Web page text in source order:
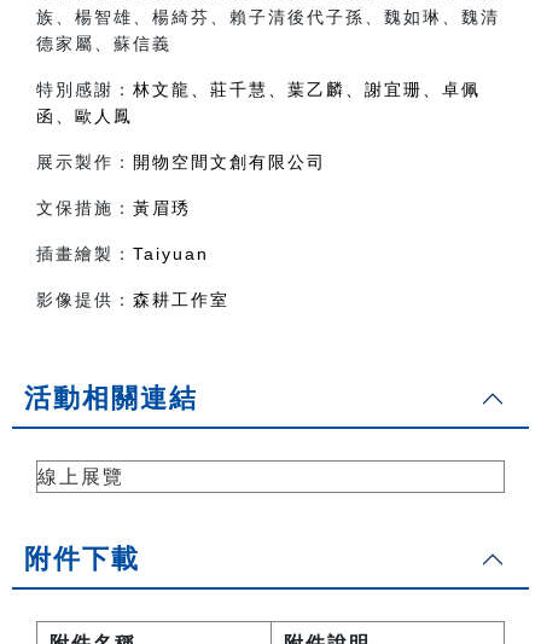
族、楊智雄、楊綺芬、賴子清後代子孫、魏如琳、魏清
德家屬、蘇信義
特別感謝： 林文龍、莊千慧、葉乙麟、謝宜珊、卓佩
函、歐人鳳
展示製作： 開物空間文創有限公司
文保措施： 黃眉琇
插畫繪製： Taiyuan
影像提供： 森耕工作室
活動相關連結
線上展覽
附件下載